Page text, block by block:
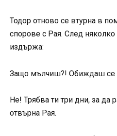
Тодор отново се втурна в
спорове с Рая. След
издържа:
Защо мълчиш?! Обиждаш се
Не! Трябва ти три дни, за да
отвърна Рая.